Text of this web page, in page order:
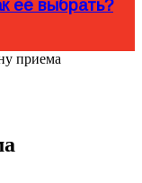
её выбрать?
приема